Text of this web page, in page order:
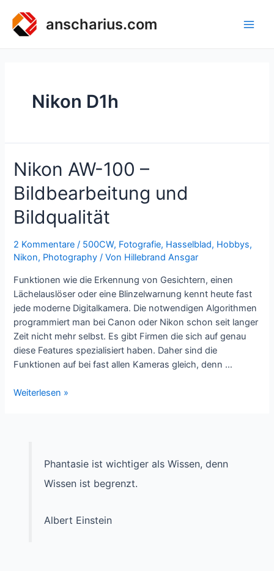
Inhalt
springen
anscharius.com
Nikon D1h
Nikon AW-100 –
Bildbearbeitung und
Bildqualität
2 Kommentare / 500CW, Fotografie, Hasselblad, Hobbys,
Nikon, Photography / Von Hillebrand Ansgar
Funktionen wie die Erkennung von Gesichtern, einen
Lächelauslöser oder eine Blinzelwarnung kennt heute fast
jede moderne Digitalkamera. Die notwendigen Algorithmen
programmiert man bei Canon oder Nikon schon seit langer
Zeit nicht mehr selbst. Es gibt Firmen die sich auf genau
diese Features spezialisiert haben. Daher sind die
Funktionen auf bei fast allen Kameras gleich, denn …
Nikon
Weiterlesen »
Phantasie ist wichtiger als Wissen, denn
Wissen ist begrenzt.
Albert Einstein